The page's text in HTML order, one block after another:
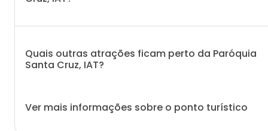
Quais outras atrações ficam perto da Paróquia
Santa Cruz, IAT?
Ver mais informações sobre o ponto turístico